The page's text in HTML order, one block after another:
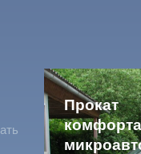
Прокат